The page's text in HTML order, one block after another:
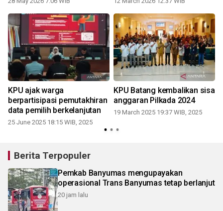
KPU ajak warga
berpartisipasi pemutakhiran
data pemilih berkelanjutan
25 June 2025 18:15 WIB, 2025
KPU Batang kembalikan sisa
anggaran Pilkada 2024
19 March 2025 19:37 WIB, 2025
Berita Terpopuler
Pemkab Banyumas mengupayakan
operasional Trans Banyumas tetap berlanjut
20 jam lalu